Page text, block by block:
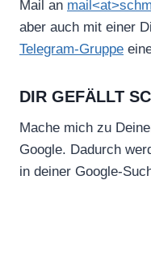
Mail an
aber auch mit einer
Telegram-Gruppe
DIR GEFÄLLT
Mache mich zu
Google. Dadurch
in deiner Google-